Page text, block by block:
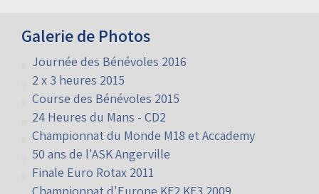
Galerie de Photos
Journée des Bénévoles 2016
2 x 3 heures 2015
Course des Bénévoles 2015
24 Heures du Mans - CD2
Championnat du Monde M18 et Accademy